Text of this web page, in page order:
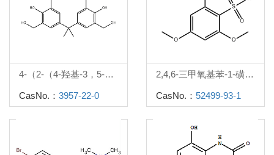
4-（2-（4-羟基-3，5-二（羟甲基）苯基）丙-2-基）-2，6-二（羟甲基）苯酚
CasNo.： 3957-22-0
2,4,6-三甲氧基苯-1-磺酰氯
CasNo.： 52499-93-1